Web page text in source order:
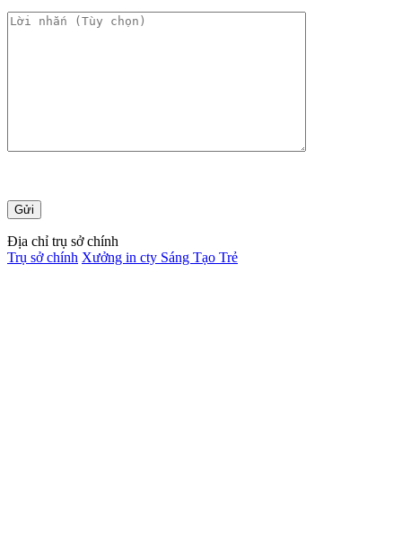
Địa chỉ trụ sở chính
Trụ sở chính Xưởng in cty Sáng Tạo Trẻ